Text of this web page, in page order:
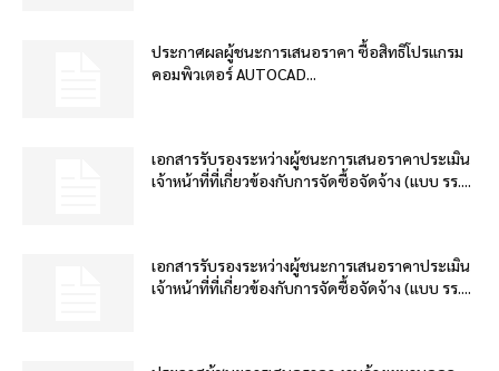
ประกาศผลผู้ชนะการเสนอราคา ซื้อสิทธิโปรแกรม
คอมพิวเตอร์ AUTOCAD...
เอกสารรับรองระหว่างผู้ชนะการเสนอราคาประเมิน
เจ้าหน้าที่ที่เกี่ยวข้องกับการจัดซื้อจัดจ้าง (แบบ รร....
เอกสารรับรองระหว่างผู้ชนะการเสนอราคาประเมิน
เจ้าหน้าที่ที่เกี่ยวข้องกับการจัดซื้อจัดจ้าง (แบบ รร....